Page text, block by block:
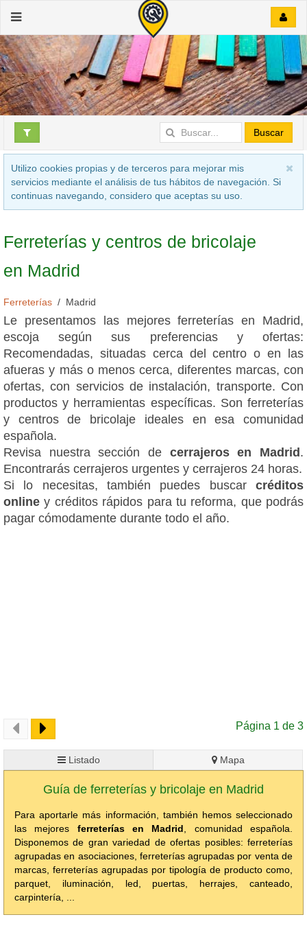
Buscar
Utilizo cookies propias y de terceros para mejorar mis
servicios mediante el análisis de tus hábitos de navegación. Si
continuas navegando, considero que aceptas su uso.
Ferreterías y centros de bricolaje
en Madrid
Ferreterías Madrid
Le presentamos las mejores ferreterías en Madrid,
escoja según sus preferencias y ofertas:
Recomendadas, situadas cerca del centro o en las
afueras y más o menos cerca, diferentes marcas, con
ofertas, con servicios de instalación, transporte. Con
productos y herramientas específicas. Son ferreterías
y centros de bricolaje ideales en esa comunidad
española.
Revisa nuestra sección de cerrajeros en Madrid.
Encontrarás cerrajeros urgentes y cerrajeros 24 horas.
Si lo necesitas, también puedes buscar créditos
onliney créditos rápidos para tu reforma, que podrás
pagar cómodamente durante todo el año.
Página 1 de 3
Listado Mapa
Guía de ferreterías y bricolaje en Madrid
Para aportarle más información, también hemos seleccionado
las mejores ferreterías en Madrid , comunidad española.
Disponemos de gran variedad de ofertas posibles: ferreterías
agrupadas en asociaciones, ferreterías agrupadas por venta de
marcas, ferreterías agrupadas por tipología de producto como,
parquet, iluminación, led, puertas, herrajes, canteado,
carpintería, ...